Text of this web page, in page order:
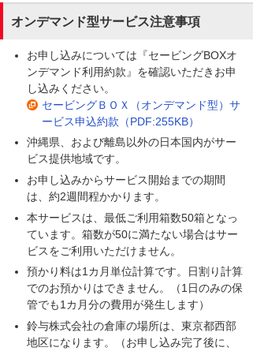
オンデマンド型サービス注意事項
お申し込みについては『セービングBOXオ
ンデマンド利用約款』を確認いただきお申
し込みください。
セービングＢＯＸ（オンデマンド型）サ
ービス申込約款（PDF:255KB）
沖縄県、および離島以外の日本国内がサー
ビス提供地域です。
お申し込みからサービス開始までの期間
は、約2週間程かかります。
本サービスは、最低ご利用箱数50箱となっ
ています。箱数が50に満たない場合はサー
ビスをご利用いただけません。
預かり料は1カ月単位計算です。日割り計算
でのお預かりはできません。（1日のみの保
管でも1カ月分の費用が発生します）
鈴与株式会社の倉庫の場所は、東京都西部
地区になります。（お申し込み完了後に、